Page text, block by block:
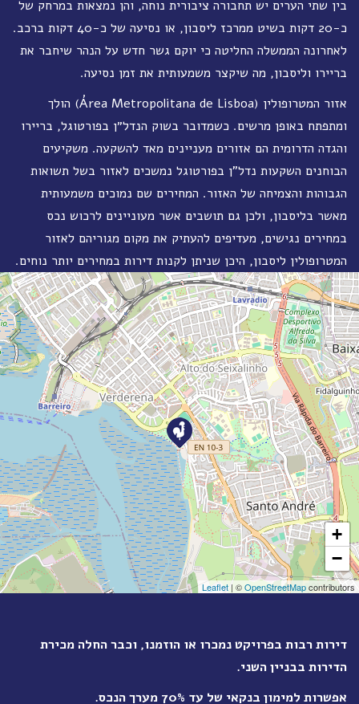
בין שתי הערים יש תחבורה ציבורית נוחה, והן נמצאות במרחק של
כ-20 דקות בשיט ממרכז ליסבון, או נסיעה של כ-40 דקות ברכב.
לאחרונה הממשלה החליטה כי יוקם גשר חדש על הנהר שיחבר את
בריירו וליסבון, מה שיקצר משמעותית את זמן נסיעה.
אזור המטרופולין (Área Metropolitana de Lisboa) הולך
ומתפתח באופן מרשים. כשמדובר בשוק הנדל״ן בפורטוגל, בריירו
והגדה הדרומית הם אזורים מעניינים מאד להשקעה. משקיעים
הבוחנים השקעות נדל"ן בפורטוגל נמשכים לאזור בשל תשואות
הגבוהות והצמיחה של האזור. המחירים שם נמוכים משמעותית
מאשר בליסבון, ולכן גם תושבים אשר מעוניינים לרכוש נכס
במחירים נגישים, מעדיפים להעתיק את מקום מגוריהם לאזור
המטרופולין ליסבון, היכן שניתן לקנות דירות במחירים יותר נוחים.
+
−
Leaflet | ©OpenStreetMapcontributors
דירות רבות בפרויקט נמכרו או הוזמנו, וכבר החלה מכירת
הדירות בבניין השני.
אפשרות למימון בנקאי של עד 70% מערך הנכס.